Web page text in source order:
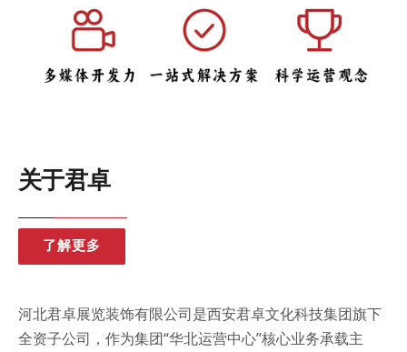
关于君卓
了解更多
河北君卓展览装饰有限公司是西安君卓文化科技集团旗下
全资子公司，作为集团“华北运营中心”核心业务承载主